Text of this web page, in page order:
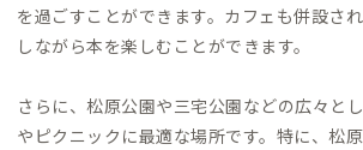
を過ごすことができます。カフェも併設さ
しながら本を楽しむことができます。
さらに、松原公園や三宅公園などの広々と
やピクニックに最適な場所です。特に、松